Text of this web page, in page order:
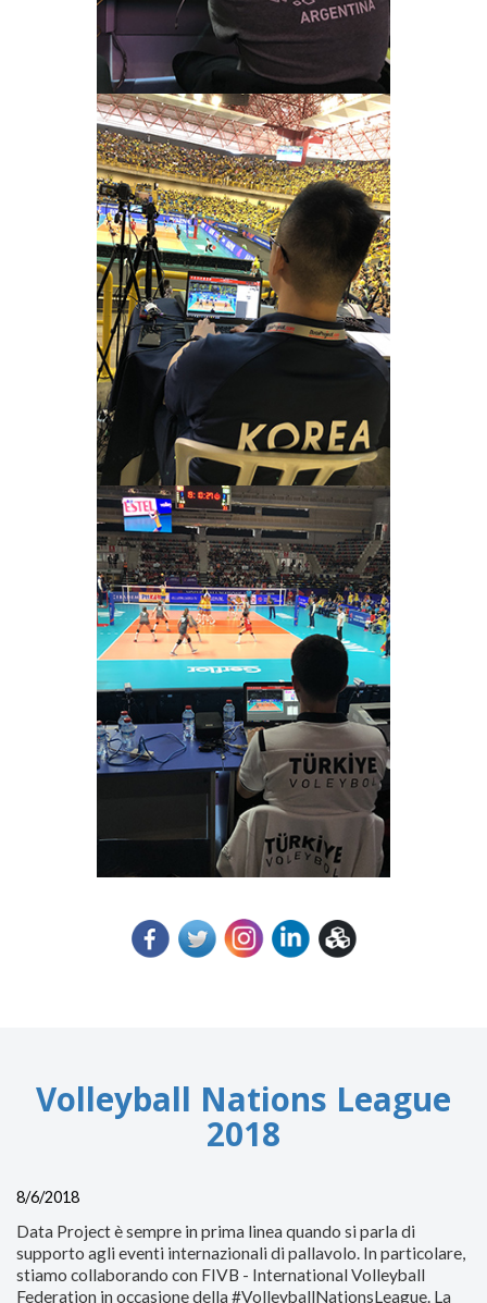
Volleyball Nations League
2018
8/6/2018
Data Project è sempre in prima linea quando si parla di
supporto agli eventi internazionali di pallavolo. In particolare,
stiamo collaborando con FIVB - International Volleyball
Federation in occasione della #VolleyballNationsLeague. La